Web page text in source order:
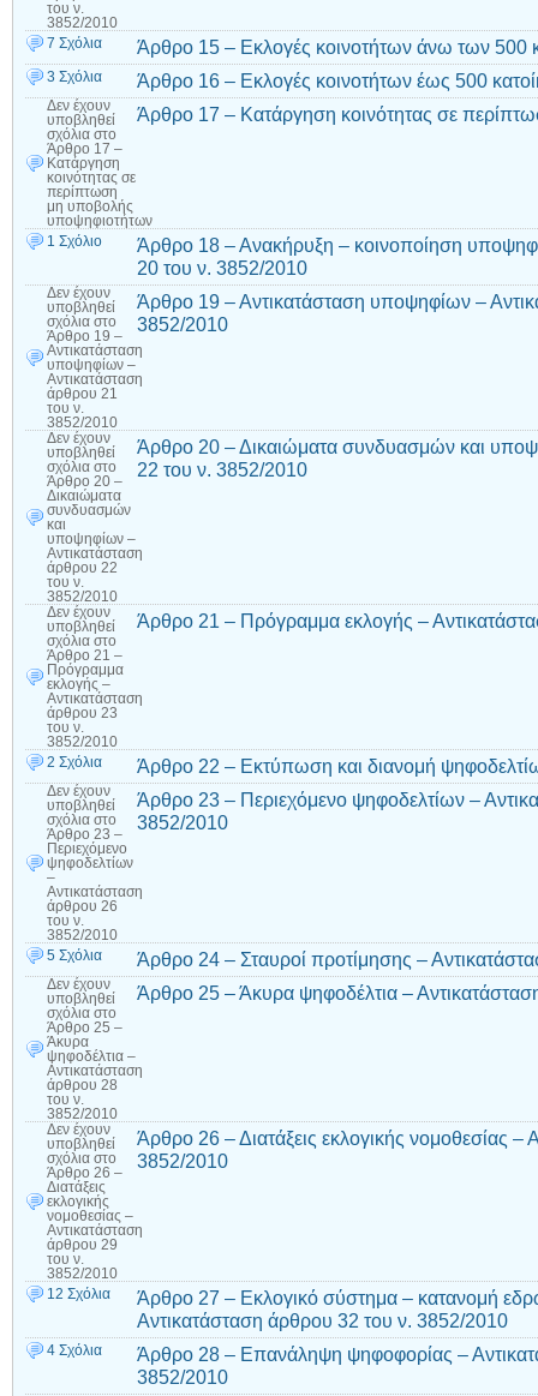
του ν.
3852/2010
7 Σχόλια Άρθρο 15 – Εκλογές κοινοτήτων άνω των 500
3 Σχόλια Άρθρο 16 – Εκλογές κοινοτήτων έως 500
Δεν έχουν
υποβληθεί
σχόλια στο
Άρθρο 17 –
Κατάργηση
κοινότητας σε
περίπτωση
μη υποβολής
υποψηφιοτήτων
Άρθρο 17 – Κατάργηση κοινότητας σε
1 Σχόλιο
Άρθρο 18 – Ανακήρυξη – κοινοποίηση
20 του ν. 3852/2010
Δεν έχουν
υποβληθεί
σχόλια στο
Άρθρο 19 –
Αντικατάσταση
υποψηφίων –
Αντικατάσταση
άρθρου 21
του ν.
3852/2010
Άρθρο 19 – Αντικατάσταση υποψηφίων –
3852/2010
Δεν έχουν
υποβληθεί
σχόλια στο
Άρθρο 20 –
Δικαιώματα
συνδυασμών
και
υποψηφίων –
Αντικατάσταση
άρθρου 22
του ν.
3852/2010
Άρθρο 20 – Δικαιώματα συνδυασμών και
22 του ν. 3852/2010
Δεν έχουν
υποβληθεί
σχόλια στο
Άρθρο 21 –
Πρόγραμμα
εκλογής –
Αντικατάσταση
άρθρου 23
του ν.
3852/2010
Άρθρο 21 – Πρόγραμμα εκλογής –
2 Σχόλια Άρθρο 22 – Εκτύπωση και διανομή
Δεν έχουν
υποβληθεί
σχόλια στο
Άρθρο 23 –
Περιεχόμενο
ψηφοδελτίων
–
Αντικατάσταση
άρθρου 26
του ν.
3852/2010
Άρθρο 23 – Περιεχόμενο ψηφοδελτίων –
3852/2010
5 Σχόλια Άρθρο 24 – Σταυροί προτίμησης –
Δεν έχουν
υποβληθεί
σχόλια στο
Άρθρο 25 –
Άκυρα
ψηφοδέλτια –
Αντικατάσταση
άρθρου 28
του ν.
3852/2010
Άρθρο 25 – Άκυρα ψηφοδέλτια –
Δεν έχουν
υποβληθεί
σχόλια στο
Άρθρο 26 –
Διατάξεις
εκλογικής
νομοθεσίας –
Αντικατάσταση
άρθρου 29
του ν.
3852/2010
Άρθρο 26 – Διατάξεις εκλογικής νομοθεσίας
3852/2010
12 Σχόλια
Άρθρο 27 – Εκλογικό σύστημα – κατανομή
Αντικατάσταση άρθρου 32 του ν. 3852/2010
4 Σχόλια
Άρθρο 28 – Επανάληψη ψηφοφορίας –
3852/2010